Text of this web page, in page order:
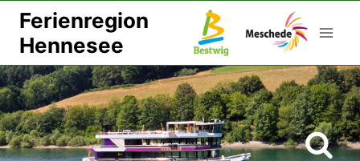
Zum
Inhalt
springen
Ferienregion
Hennesee